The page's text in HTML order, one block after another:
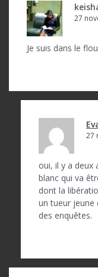
l
27
Je suis dans le
27
oui, il y a deux
blanc qui va
dont la
un tueur jeune
des enquêtes.